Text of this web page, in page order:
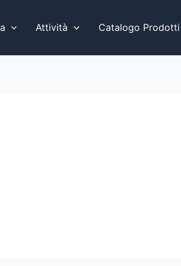
Attività Catalogo Prodotti